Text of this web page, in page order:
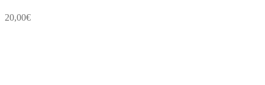
20,00€